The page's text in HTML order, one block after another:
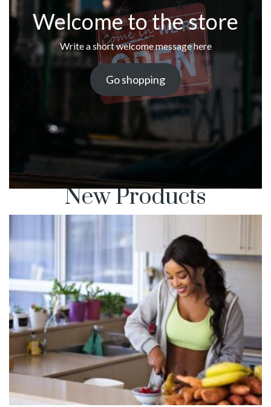
Welcome to the store
Write a short welcome message here
Go shopping
New Products